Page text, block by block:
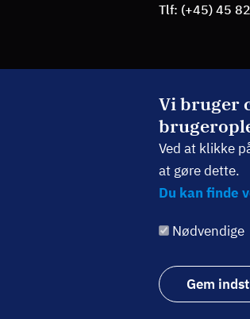
Vi bruger
Ved at klikke
at gøre dette.
Du kan finde
Nødvendige
Gem
Tlf: (+45) 45
TILMELD